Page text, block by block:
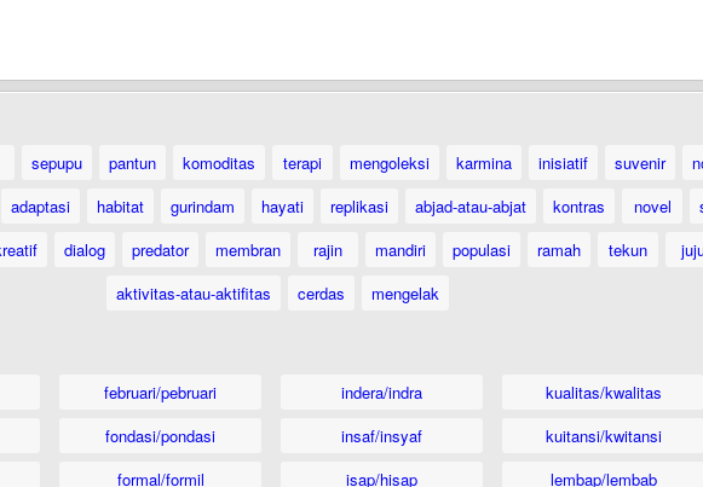
sepupu pantun komoditas terapi mengoleksi karmina inisiatif suvenir
adaptasi habitat gurindam hayati replikasi abjad-atau-abjat kontras novel
dialog predator membran rajin mandiri populasi ramah tekun
aktivitas-atau-aktifitas
cerdas mengelak
februari/pebruari
fondasi/pondasi
formal/formil
indera/indra
insaf/insyaf
isap/hisap
kualitas/kwalitas
kuitansi/kwitansi
lembap/lembab